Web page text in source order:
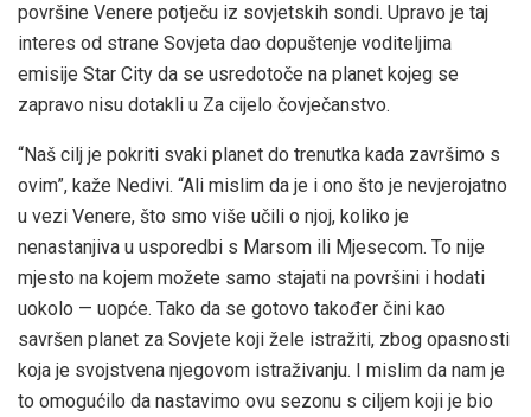
površine Venere potječu iz sovjetskih sondi. Upravo je taj
interes od strane Sovjeta dao dopuštenje voditeljima
emisije Star City da se usredotoče na planet kojeg se
zapravo nisu dotakli u Za cijelo čovječanstvo.
“Naš cilj je pokriti svaki planet do trenutka kada završimo s
ovim”, kaže Nedivi. “Ali mislim da je i ono što je nevjerojatno
u vezi Venere, što smo više učili o njoj, koliko je
nenastanjiva u usporedbi s Marsom ili Mjesecom. To nije
mjesto na kojem možete samo stajati na površini i hodati
uokolo — uopće. Tako da se gotovo također čini kao
savršen planet za Sovjete koji žele istražiti, zbog opasnosti
koja je svojstvena njegovom istraživanju. I mislim da nam je
to omogućilo da nastavimo ovu sezonu s ciljem koji je bio